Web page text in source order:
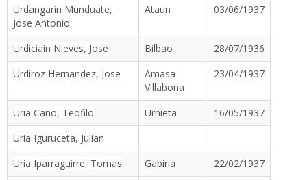
Urdangarin Munduate,
Jose Antonio
Ataun 03/06/1937
Urdiciain Nieves, Jose Bilbao
28/07/1936
Urdiroz Hernandez, Jose
Amasa-
Villabona
23/04/1937
Uria Cano, Teofilo Urnieta
16/05/1937
Uria Iguruceta, Julian
Uria Iparraguirre, Tomas
Gabiria
22/02/1937